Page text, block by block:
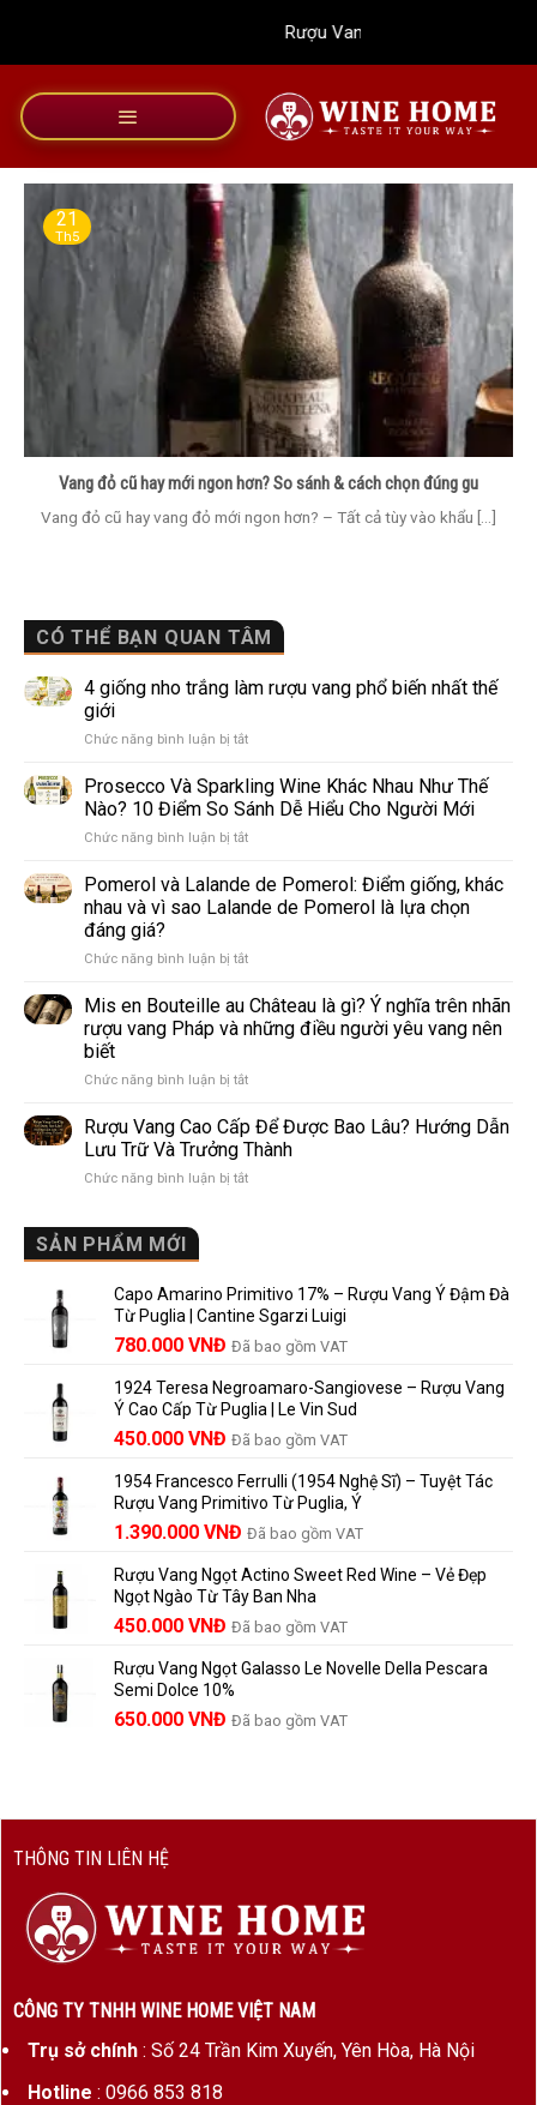
dung
Rượu Vang Wine Home
CÓ THỂ BẠN QUAN TÂM
4 giống nho trắng làm rượu vang phổ biến nhất thế
giới
Chức năng bình luận bị tắtở
giống
nho
trắng
làm
vang
phổ
thế
Prosecco Và Sparkling Wine Khác Nhau Như Thế
Nào? 10 Điểm So Sánh Dễ Hiểu Cho Người Mới
Chức năng bình luận bị tắtở
Sparkling
Wine
Nhau
Thế
Nào?
10
So
Dễ
Hiểu
Người
Pomerol và Lalande de Pomerol: Điểm giống, khác
nhau và vì sao Lalande de Pomerol là lựa chọn
đáng giá?
Chức năng bình luận bị tắtở
và
Lalande
de
Điểm
khác
nhau
và
vì
lựa
chọn
đáng
Mis en Bouteille au Château là gì? Ý nghĩa trên nhãn
rượu vang Pháp và những điều người yêu vang nên
biết
Chức năng bình luận bị tắtở
en
Bouteille
au
Château
nhãn
rượu
vang
và
những
người
vang
nên
biết
Rượu Vang Cao Cấp Để Được Bao Lâu? Hướng Dẫn
Lưu Trữ Và Trưởng Thành
Chức năng bình luận bị tắtở
Được
Bao
Lâu?
Hướng
Lưu
Trữ
Và
Thành
SẢN PHẨM MỚI
Capo Amarino Primitivo 17% – Rượu Vang Ý Đậm Đà
Từ Puglia | Cantine Sgarzi Luigi
Giá
là:
858.000 VNĐ.
780.000 VNĐ Giá
tại
là:
780.000 VNĐ.
Đã bao gồm VAT
1924 Teresa Negroamaro-Sangiovese – Rượu Vang
Ý Cao Cấp Từ Puglia | Le Vin Sud
Giá
là:
495.000 VNĐ.
450.000 VNĐ Giá
tại
là:
450.000 VNĐ.
Đã bao gồm VAT
1954 Francesco Ferrulli (1954 Nghệ Sĩ) – Tuyệt Tác
Rượu Vang Primitivo Từ Puglia, Ý
Giá
là:
1.529.000 VNĐ.
1.390.000 VNĐ Giá
tại
là:
1.390.000 VNĐ.
Đã bao gồm VAT
Rượu Vang Ngọt Actino Sweet Red Wine – Vẻ Đẹp
Ngọt Ngào Từ Tây Ban Nha
450.000 VNĐ Đã bao gồm VAT
Rượu Vang Ngọt Galasso Le Novelle Della Pescara
Semi Dolce 10%
650.000 VNĐ Đã bao gồm VAT
Vang đỏ cũ hay mới ngon hơn? So sánh & cách chọn đúng gu
Vang đỏ cũ hay vang đỏ mới ngon hơn? – Tất cả tùy vào khẩu [...]
21
Th5
THÔNG TIN LIÊN HỆ
CÔNG TY TNHH WINE HOME VIỆT NAM
Trụ sở chính: Số 24 Trần Kim Xuyến, Yên Hòa, Hà Nội
Hotline : 0966 853 818